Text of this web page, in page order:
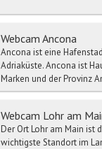
Webcam Ancona
Ancona ist eine
Adriaküste. Ancona ist
Marken und der Provinz
liegt ...
Webcam Lohr am
Der Ort Lohr am Main ist
wichtigste Standort im